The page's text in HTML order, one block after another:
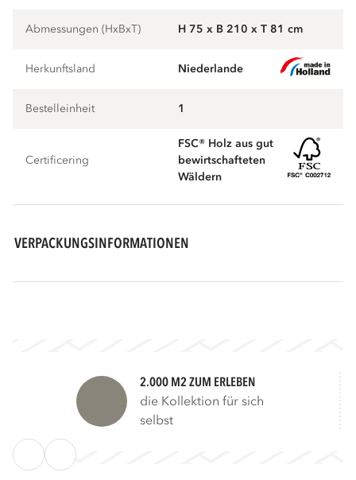
Abmessungen (HxBxT) H 75 x B 210 x T 81 cm
Herkunftsland Niederlande
Bestelleinheit 1
Certificering
FSC® Holz aus gut
bewirtschafteten
Wäldern
VERPACKUNGSINFORMATIONEN
2.000 M2 ZUM ERLEBEN
die Kollektion für sich
selbst